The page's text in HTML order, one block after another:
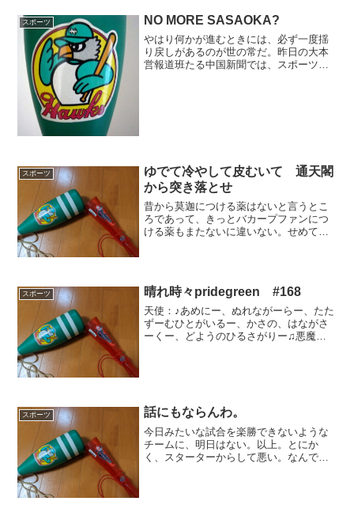
スポーツ NO MORE SASAOKA?
やはり何かが進むときには、必ず一度揺
り戻しがあるのが世の常だ。昨日の大本
営報道班たる中国新聞では、スポーツ面
スポーツ
ゆでて冷やして皮むいて 通天閣
から突き落とせ
昔から莫迦につける薬はないと言うとこ
ろであって、きっとバカープファンにつ
ける薬もまたないに違いない。せめて黙
スポーツ 晴れ時々pridegreen #168
天使：♪あめにー、ぬれながーらー、たた
ずーむひとがいるー、かさの、はながさ
ーくー、どようのひるさがりー♫悪魔：
スポーツ 話にもならんわ。
今日みたいな試合を楽勝できないような
チームに、明日はない。以上。とにか
く、スターターからして悪い。なんで絶